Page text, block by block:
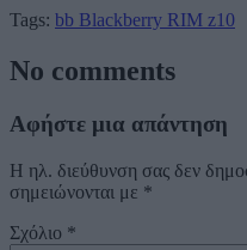
Tags: bb Blackberry RIM z10
No comments
Αφήστε μια απάντηση
Η ηλ. διεύθυνση σας δεν
σημειώνονται με *
Σχόλιο *